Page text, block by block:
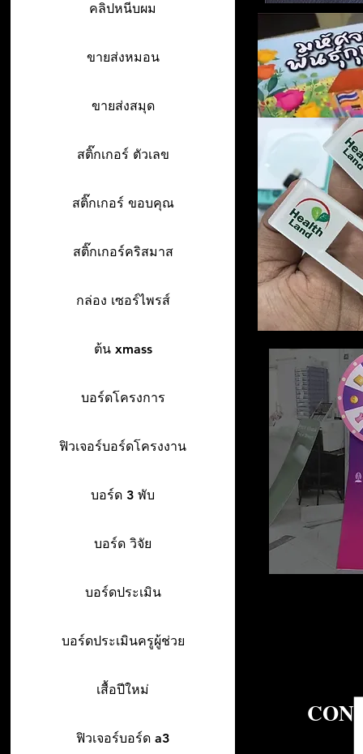
คลิปหนีบผม
ขายส่งหมอน
ขายส่งสมุด
สติ๊กเกอร์ ตัวเลข
สติ๊กเกอร์ ขอบคุณ
สติ๊กเกอร์คริสมาส
กล่อง เซอร์ไพรส์
ต้น xmass
บอร์ดโครงการ
ฟิวเจอร์บอร์ดโครงงาน
บอร์ด 3 พับ
บอร์ด วิจัย
บอร์ดประเมิน
บอร์ดประเมินครูผู้ช่วย
เสื้อปีใหม่
ฟิวเจอร์บอร์ด a3